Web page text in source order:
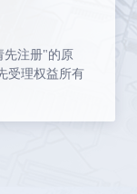
先注册"的原
受理权益所有